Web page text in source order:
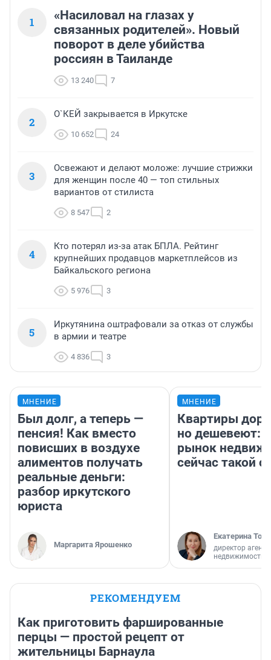
1
«Насиловал на глазах у
связанных родителей». Новый
поворот в деле убийства
россиян в Таиланде
13 240 7
2
О`КЕЙ закрывается в Иркутске
10 652 24
3
Освежают и делают моложе: лучшие стрижки
для женщин после 40 — топ стильных
вариантов от стилиста
8 547 2
4
Кто потерял из-за атак БПЛА. Рейтинг
крупнейших продавцов маркетплейсов из
Байкальского региона
5 976 3
5
Иркутянина оштрафовали за отказ от службы
в армии и театре
4 836 3
МНЕНИЕ
Был долг, а теперь —
пенсия! Как вместо
повисших в воздухе
алиментов получать
реальные деньги:
разбор иркутского
юриста
Маргарита Ярошенко
МНЕНИЕ
Квартиры
но дешевеют:
рынок
сейчас такой
Екатерина
директор
недвижимости
РЕКОМЕНДУЕМ
Как приготовить фаршированные
перцы — простой рецепт от
жительницы Барнаула